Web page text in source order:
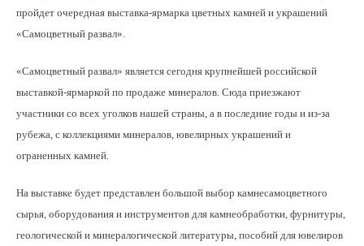
пройдет очередная выставка-ярмарка цветных камней и украшений
«Самоцветный развал».
«Самоцветный развал» является сегодня крупнейшей российской
выставкой-ярмаркой по продаже минералов. Сюда приезжают
участники со всех уголков нашей страны, а в последние годы и из-за
рубежа, с коллекциями минералов, ювелирных украшений и
ограненных камней.
На выставке будет представлен большой выбор камнесамоцветного
сырья, оборудования и инструментов для камнеобработки, фурнитуры,
геологической и минералогической литературы, пособий для ювелиров